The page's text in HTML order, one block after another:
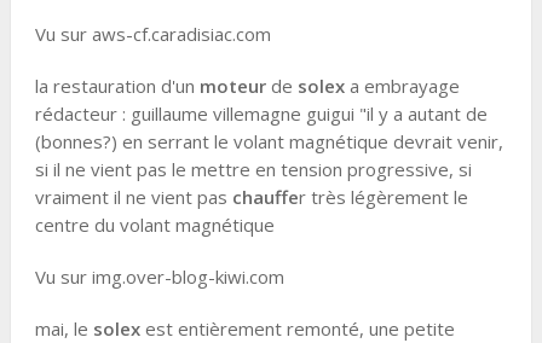
Vu sur aws-cf.caradisiac.com
la restauration d'un moteurde solexa embrayage
rédacteur : guillaume villemagne guigui "il y a autant de
(bonnes?) en serrant le volant magnétique devrait venir,
si il ne vient pas le mettre en tension progressive, si
vraiment il ne vient pas chauffer très légèrement le
centre du volant magnétique
Vu sur img.over-blog-kiwi.com
mai, le solexest entièrement remonté, une petite